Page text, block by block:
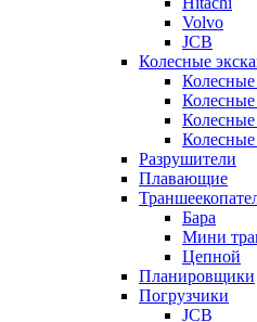
Volvo
JCB
Колесные
Колесные
Колесные
Колесные
Разрушители
Плавающие
Бара
Мини
Цепной
Планировщики
Погрузчики
JCB